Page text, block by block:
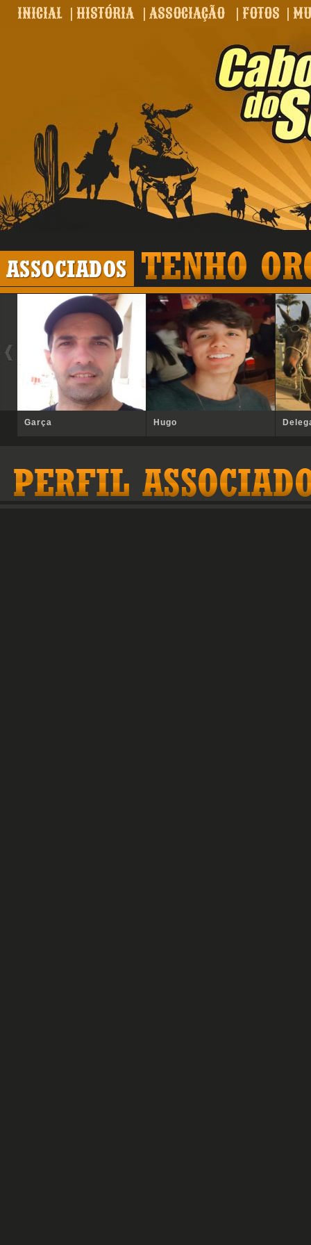
INICIAL | HISTÓRIA | ASSOCIAÇÃO | FOTOS |
Garça Hugo